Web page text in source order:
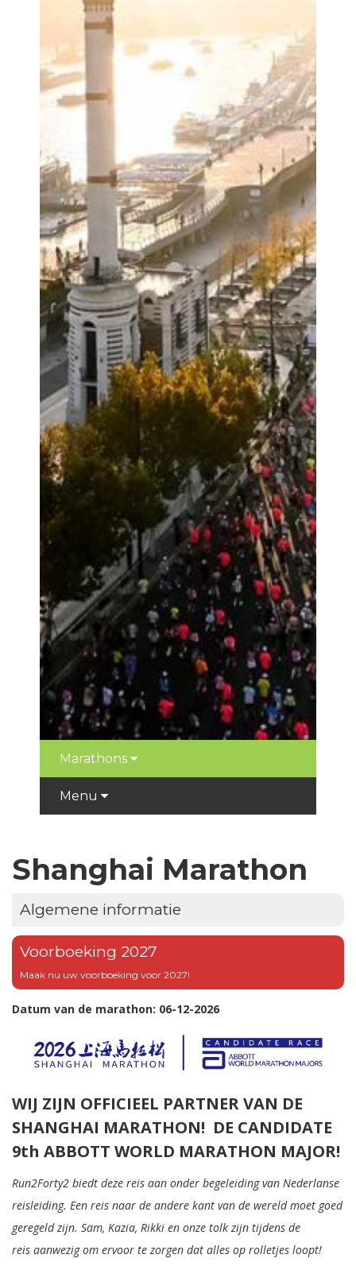
Marathons
Menu
Shanghai Marathon
Algemene informatie
Voorboeking 2027
Maak nu uw voorboeking voor 2027!
Datum van de marathon: 06-12-2026
WIJ ZIJN OFFICIEEL PARTNER VAN DE
SHANGHAI MARATHON! DE CANDIDATE
9th ABBOTT WORLD MARATHON MAJOR!
Run2Forty2 biedt deze reis aan onder begeleiding van Nederlanse
reisleiding. Een reis naar de andere kant van de wereld moet goed
geregeld zijn. Sam, Kazia, Rikki en onze tolk zijn tijdens de
reis aanwezig om ervoor te zorgen dat alles op rolletjes loopt!